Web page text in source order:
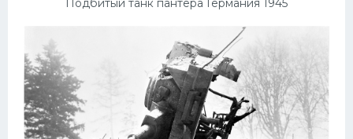
Подбитый танк пантера Германия 1945